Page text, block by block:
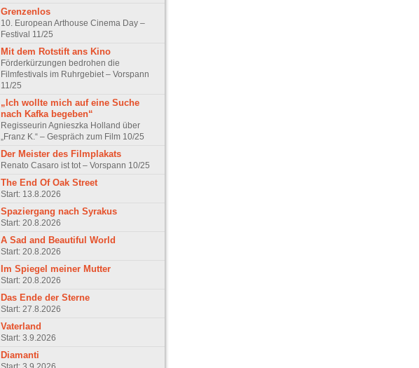
Grenzenlos
10. European Arthouse Cinema Day –
Festival 11/25
Mit dem Rotstift ans Kino
Förderkürzungen bedrohen die
Filmfestivals im Ruhrgebiet – Vorspann
11/25
„Ich wollte mich auf eine Suche
nach Kafka begeben“
Regisseurin Agnieszka Holland über
„Franz K.“ – Gespräch zum Film 10/25
Der Meister des Filmplakats
Renato Casaro ist tot – Vorspann 10/25
The End Of Oak Street
Start: 13.8.2026
Spaziergang nach Syrakus
Start: 20.8.2026
A Sad and Beautiful World
Start: 20.8.2026
Im Spiegel meiner Mutter
Start: 20.8.2026
Das Ende der Sterne
Start: 27.8.2026
Vaterland
Start: 3.9.2026
Diamanti